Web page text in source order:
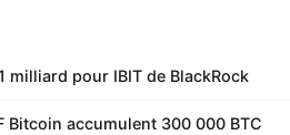
milliard pour IBIT de BlackRock
Bitcoin accumulent 300 000 BTC